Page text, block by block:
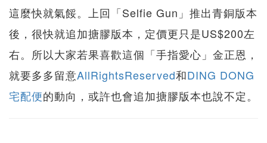
這麼快就氣餒。上回「Selfie Gun」推出青銅版本
後，很快就追加搪膠版本，定價更只是US$200左
右。所以大家若果喜歡這個「手指愛心」金正恩，
就要多多留意AllRightsReserved和DING DONG
宅配便的動向，或許也會追加搪膠版本也說不定。